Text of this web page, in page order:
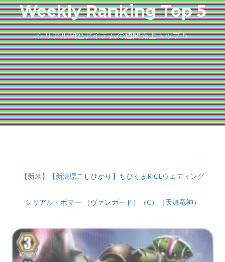
Weekly Ranking Top 5
シリアル関連アイテムの週間売上トップ５
【新米】【新潟県こしひかり】ちびくまRICEウェディング
シリアル・ボマー （ヴァンガード）（C）（天舞竜神）